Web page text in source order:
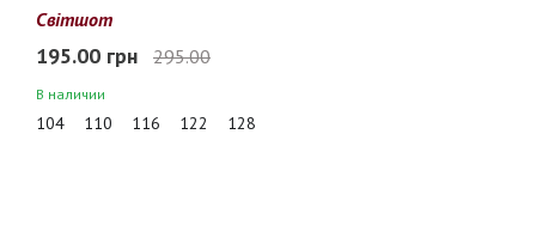
34%
Світшот
195.00 грн 295.00
В наличии
104 110 116 122 128